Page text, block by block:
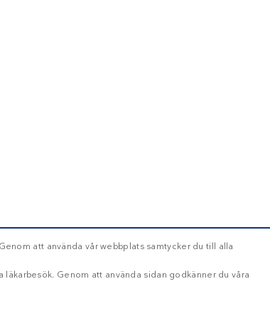
att använda vår webbplats samtycker du till alla
Genom att använda sidan godkänner du våra